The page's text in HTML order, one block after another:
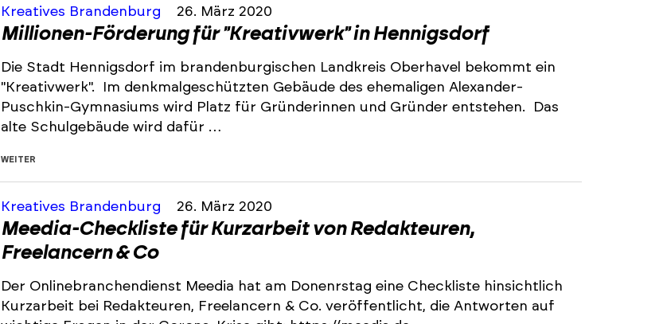
Kreatives Brandenburg 26. März 2020
Millionen-Förderung für "Kreativwerk" in Hennigsdorf
Die Stadt Hennigsdorf im brandenburgischen Landkreis Oberhavel bekommt ein
"Kreativwerk". Im denkmalgeschützten Gebäude des ehemaligen Alexander-
Puschkin-Gymnasiums wird Platz für Gründerinnen und Gründer entstehen. Das
alte Schulgebäude wird dafür …
WEITER
Kreatives Brandenburg 26. März 2020
Meedia-Checkliste für Kurzarbeit von Redakteuren,
Freelancern & Co
Der Onlinebranchendienst Meedia hat am Donenrstag eine Checkliste hinsichtlich
Kurzarbeit bei Redakteuren, Freelancern & Co. veröffentlicht, die Antworten auf